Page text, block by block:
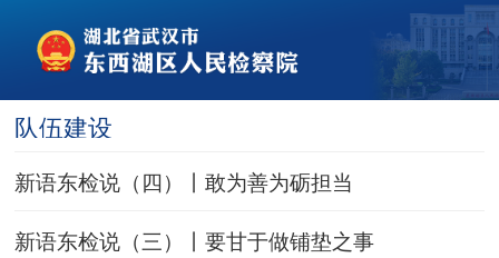
队伍建设
新语东检说（四）丨敢为善为砺担当
新语东检说（三）丨要甘于做铺垫之事